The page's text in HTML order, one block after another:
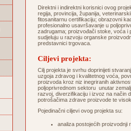
Direktni i indirektni korisnici ovog
regija, provincija, županija,
fitosanitarnu certifikaciju; obrazovni
profesionalno usavršavanje u
zadrugama; proizvođači stoke, voća i
sudjeluju u razvoju organske
predstavnici trgovaca.
Ciljevi projekta:
Cilj projekta je svrhu doprinijeti
uzgoja zdravog i kvalitetnog voća,
proizvoda kroz niz inegriranih
poljoprivrednom sektoru unutar
razvoj, diverzifikaciju i izvoz na način
potrošačima zdrave proizvode te
Pojedinačni ciljevi ovog projekta su:
analiza postojećih proizvodnji